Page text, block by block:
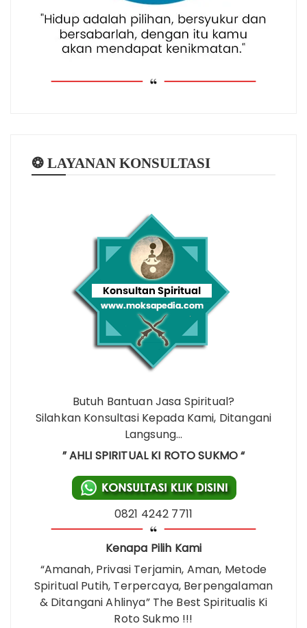
❂ LAYANAN KONSULTASI
Butuh Bantuan Jasa Spiritual?
Silahkan Konsultasi Kepada Kami, Ditangani
Langsung…
” AHLI SPIRITUAL KI ROTO SUKMO “
0821 4242 7711
Kenapa Pilih Kami
“Amanah, Privasi Terjamin, Aman, Metode
Spiritual Putih, Terpercaya, Berpengalaman
& Ditangani Ahlinya” The Best Spiritualis Ki
Roto Sukmo !!!